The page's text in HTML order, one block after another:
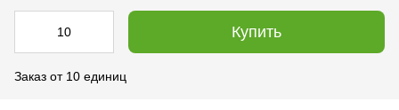
Купить
Заказ от 10 единиц